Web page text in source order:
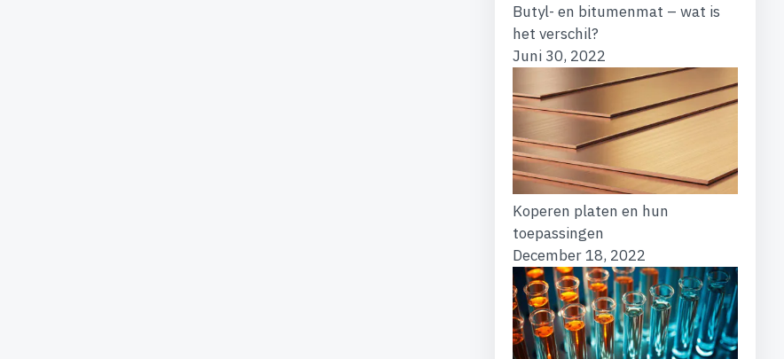
Butyl- en bitumenmat – wat is
het verschil?
Juni 30, 2022
Koperen platen en hun
toepassingen
December 18, 2022